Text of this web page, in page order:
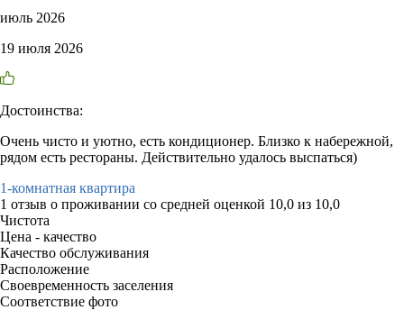
июль 2026
19 июля 2026
Достоинства:
Очень чисто и уютно, есть кондиционер. Близко к набережной,
рядом есть рестораны. Действительно удалось выспаться)
1-комнатная квартира
1 отзыв о проживании со средней оценкой 10,0 из 10,0
Чистота
Цена - качество
Качество обслуживания
Расположение
Своевременность заселения
Соответствие фото